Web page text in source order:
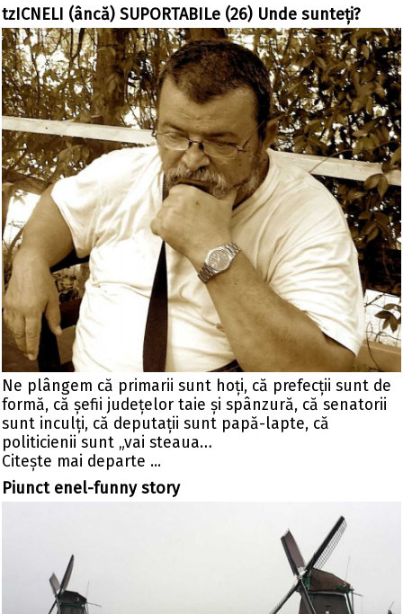
tzICNELI (âncă) SUPORTABILe (26) Unde sunteţi?
Ne plângem că primarii sunt hoţi, că prefecţii sunt de
formă, că şefii judeţelor taie şi spânzură, că senatorii
sunt inculţi, că deputaţii sunt papă-lapte, că
politicienii sunt „vai steaua…
Citeşte mai departe ...
Piunct enel-funny story